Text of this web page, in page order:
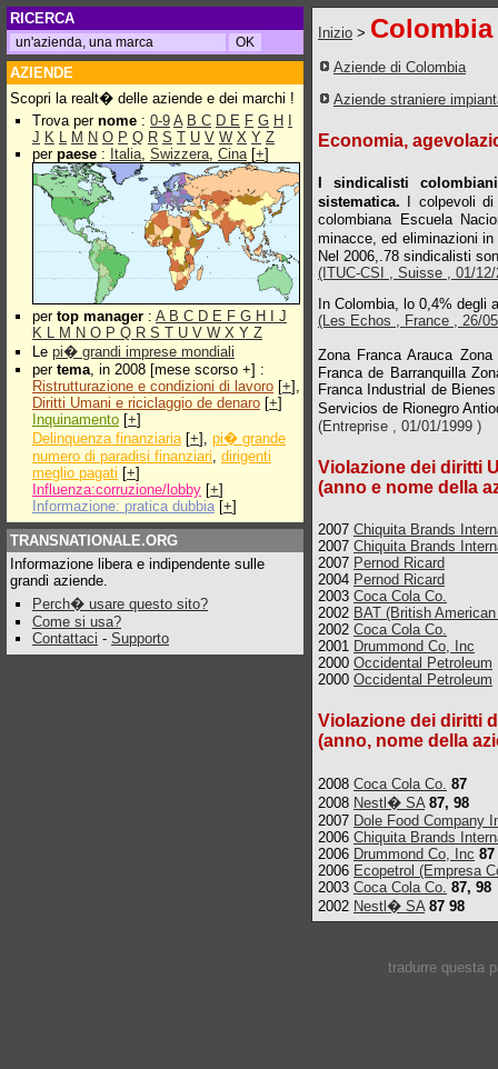
RICERCA
AZIENDE
Scopri la realt� delle aziende e dei marchi !
Trova per nome : 0-9 A B C D E F G H
J K L M N O P Q R S T U V W X Y Z
per paese : Italia, Swizzera, Cina[+]
per top manager : A B C D E F G H
J
K L M N O P Q R S T U V W X Y Z
Le pi� grandi imprese mondiali
per tema, in 2008 [mese scorso +] :
Ristrutturazione e condizioni di lavoro [+],
Diritti Umani e riciclaggio de denaro [+]
Inquinamento [+]
Delinquenza finanziaria[+], pi� grande
numero di paradisi finanziari, dirigenti
meglio pagati [+]
Influenza:corruzione/lobby [+]
Informazione: pratica dubbia [+]
TRANSNATIONALE.ORG
Informazione libera e indipendente sulle
grandi aziende.
Perch� usare questo sito?
Come si usa?
Contattaci - Supporto
Inizio > Colombia
Aziende di Colombia
Aziende straniere
Economia,
I sindicalisti
sistematica. I colpevoli di
colombiana Escuela
minacce, ed eliminazioni
Nel 2006,.78 sindicalisti
(ITUC-CSI , Suisse , 01/
In Colombia, lo 0,4% degli
(Les Echos , France , 26/
Zona Franca Arauca
Franca de Barranquilla
Franca Industrial de
Servicios de Rionegro
(Entreprise , 01/01/1999 )
Violazione dei diritti
(anno e nome della
2007 Chiquita Brands
2007 Chiquita Brands
2007 Pernod Ricard
2004 Pernod Ricard
2003 Coca Cola Co.
2002 BAT (British
2002 Coca Cola Co.
2001 Drummond Co, Inc
2000 Occidental Petroleum
2000 Occidental Petroleum
Violazione dei diritti
(anno, nome della
2008 Coca Cola Co. 87
2008 Nestl� SA 87, 98
2007 Dole Food Company
2006 Chiquita Brands
2006 Drummond Co, Inc 87
2006 Ecopetrol (Empresa
2003 Coca Cola Co. 87, 98
2002 Nestl� SA 87 98
tradurre questa